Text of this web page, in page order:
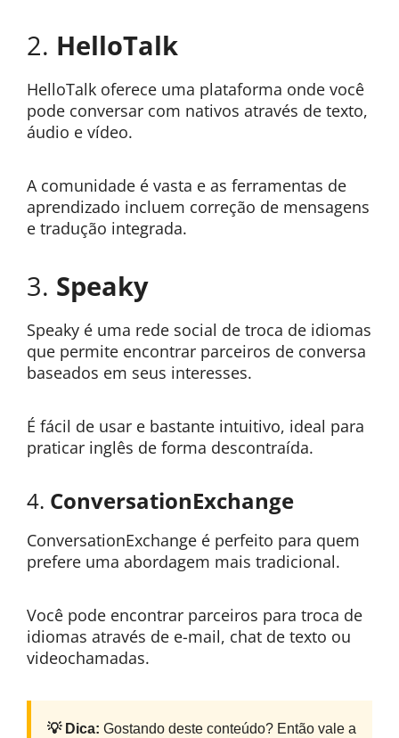
2. HelloTalk
HelloTalk oferece uma plataforma onde você
pode conversar com nativos através de texto,
áudio e vídeo.
A comunidade é vasta e as ferramentas de
aprendizado incluem correção de mensagens
e tradução integrada.
3. Speaky
Speaky é uma rede social de troca de idiomas
que permite encontrar parceiros de conversa
baseados em seus interesses.
É fácil de usar e bastante intuitivo, ideal para
praticar inglês de forma descontraída.
4. ConversationExchange
ConversationExchange é perfeito para quem
prefere uma abordagem mais tradicional.
Você pode encontrar parceiros para troca de
idiomas através de e-mail, chat de texto ou
videochamadas.
💡 Dica: Gostando deste conteúdo? Então vale a